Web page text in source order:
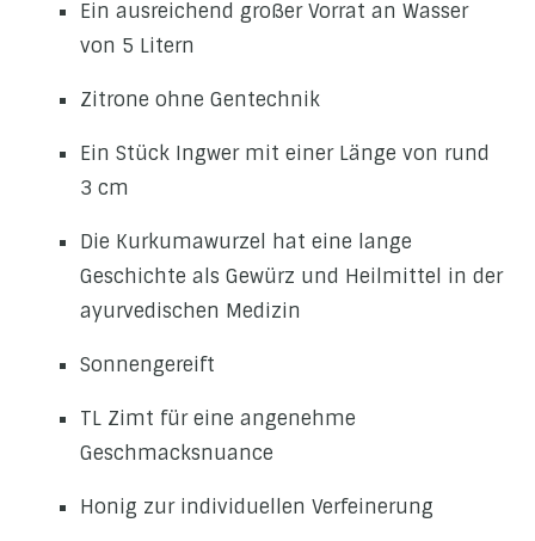
Ein ausreichend großer Vorrat an Wasser
von 5 Litern
Zitrone ohne Gentechnik
Ein Stück Ingwer mit einer Länge von rund
3 cm
Die Kurkumawurzel hat eine lange
Geschichte als Gewürz und Heilmittel in der
ayurvedischen Medizin
Sonnengereift
TL Zimt für eine angenehme
Geschmacksnuance
Honig zur individuellen Verfeinerung